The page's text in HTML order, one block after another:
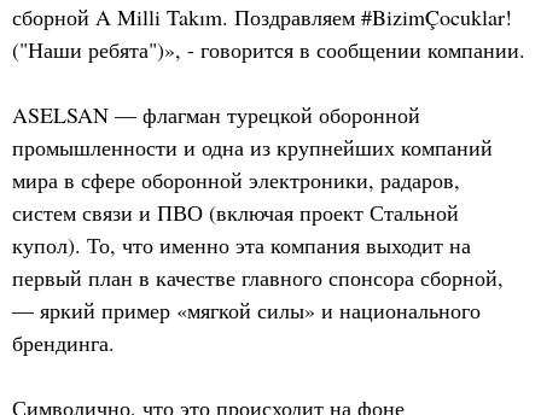
сборной A Milli Takım. Поздравляем #BizimÇocuklar!
("Наши ребята")», - говорится в сообщении компании.
ASELSAN — флагман турецкой оборонной
промышленности и одна из крупнейших компаний
мира в сфере оборонной электроники, радаров,
систем связи и ПВО (включая проект Стальной
купол). То, что именно эта компания выходит на
первый план в качестве главного спонсора сборной,
— яркий пример «мягкой силы» и национального
брендинга.
Символично, что это происходит на фоне